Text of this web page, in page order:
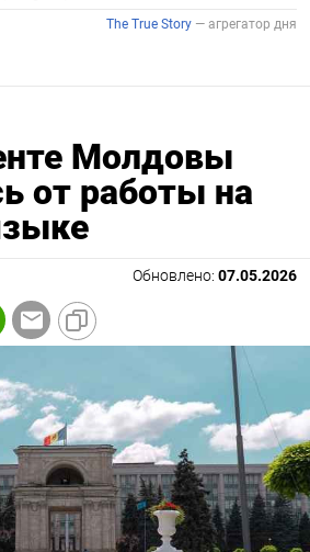
Молдовы
от работы на
Обновлено: 07.05.2026